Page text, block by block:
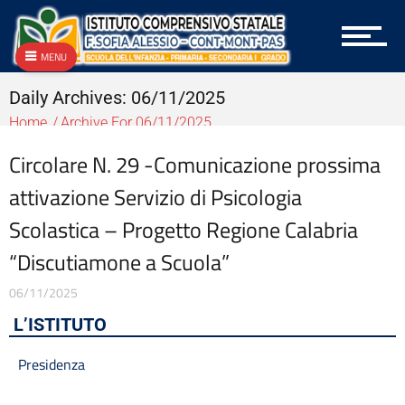
Anticorruzione
Archivio
Archivio
Archivio Albo OnLine e Amministrazione Trasparente
Archivio Bandi e Gare
Archivio Circolari A.T.A.
Archivio Circolari Docenti
Archivio Circolari Genitori
Archivio NEWS Vecchio
Archivio P.T.O.F.
Archivio vecchie Graduatorie
Archivio vecchio PON
Area docenti
Articolazione degli uffici
Atti generali
Daily Archives: 06/11/2025
Home Archive For 06/11/2025
Circolare N. 29 -Comunicazione prossima
attivazione Servizio di Psicologia
Scolastica – Progetto Regione Calabria
“Discutiamone a Scuola”
06/11/2025
L’ISTITUTO
Presidenza
MENU